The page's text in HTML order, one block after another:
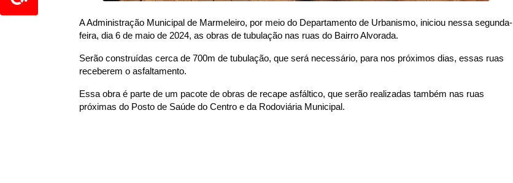
A Administração Municipal de Marmeleiro, por meio do Departamento de Urbanismo, iniciou nessa segunda-
feira, dia 6 de maio de 2024, as obras de tubulação nas ruas do Bairro Alvorada.
Serão construídas cerca de 700m de tubulação, que será necessário, para nos próximos dias, essas ruas
receberem o asfaltamento.
Essa obra é parte de um pacote de obras de recape asfáltico, que serão realizadas também nas ruas
próximas do Posto de Saúde do Centro e da Rodoviária Municipal.